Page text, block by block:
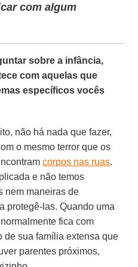
com algum
sobre a infância,
com aquelas que
específicos vocês
não há nada que fazer,
o mesmo terror que os
corpos nas ruas.
e não temos
nem maneiras de
protegê-las. Quando uma
fica com
de sua família extensa que
parentes próximos,